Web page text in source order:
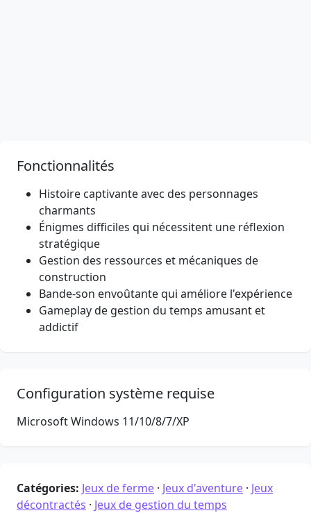
Fonctionnalités
Histoire captivante avec des personnages
charmants
Énigmes difficiles qui nécessitent une réflexion
stratégique
Gestion des ressources et mécaniques de
construction
Bande-son envoûtante qui améliore l'expérience
Gameplay de gestion du temps amusant et
addictif
Configuration système requise
Microsoft Windows 11/10/8/7/XP
Catégories: Jeux de ferme · Jeux d'aventure · Jeux
décontractés · Jeux de gestion du temps